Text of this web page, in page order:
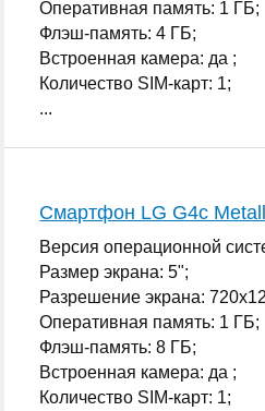
Оперативная память: 1 ГБ;
Флэш-память: 4 ГБ;
Встроенная камера: да ;
Количество SIM-карт: 1;
...
Смартфон LG G4c
Версия операционной
Размер экрана: 5";
Разрешение экрана:
Оперативная память: 1 ГБ;
Флэш-память: 8 ГБ;
Встроенная камера: да ;
Количество SIM-карт: 1;